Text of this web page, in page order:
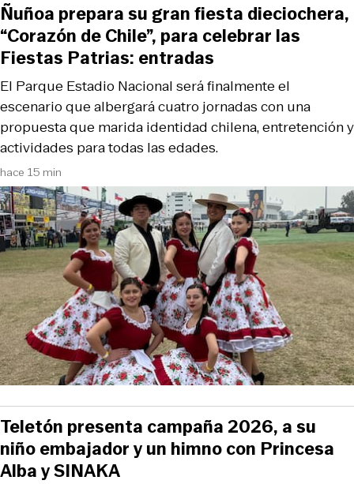
hace 15 min
El Parque Estadio Nacional será finalmente el
escenario que albergará cuatro jornadas con una
propuesta que marida identidad chilena, entretención y
actividades para todas las edades.
Ñuñoa prepara su gran fiesta dieciochera,
“Corazón de Chile”, para celebrar las
Fiestas Patrias: entradas
Teletón presenta campaña 2026, a su
niño embajador y un himno con Princesa
Alba y SINAKA